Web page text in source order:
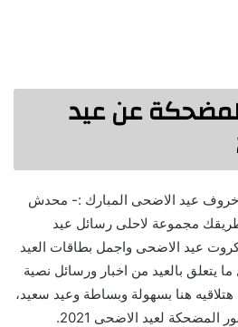
عن عيد
خروف عيد الاضحى المبارك :- محدش
مجموعة لاحلى رسائل عيد
عيد الاضحى واجمل بطاقات العيد
يتعلق بالعيد من اخبار ورسائل نصية
هنا بسهولة وبساطة وعيد سعيد،
لعيد الاضحى 2021.